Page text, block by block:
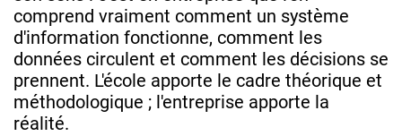
comprend vraiment comment un système
d'information fonctionne, comment les
données circulent et comment les décisions se
prennent. L'école apporte le cadre théorique et
méthodologique ; l'entreprise apporte la
réalité.